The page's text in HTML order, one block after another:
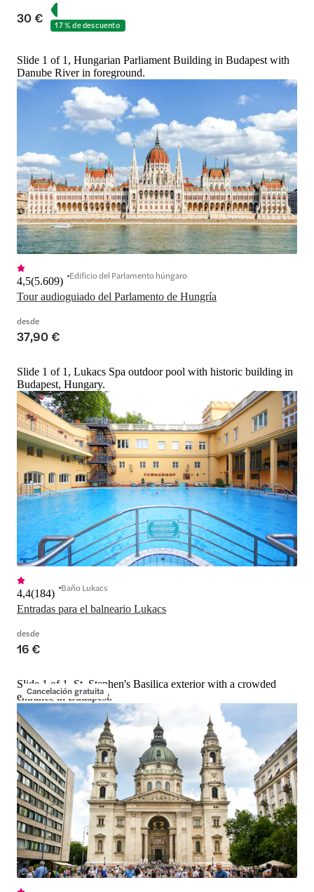
30 € 17 % de descuento
Slide 1 of 1, Hungarian Parliament Building in Budapest with
Danube River in foreground.
Tour audioguiado del Parlamento de Hungría
4,5(5.609) Edificio del Parlamento húngaro
desde
37,90 €
Slide 1 of 1, Lukacs Spa outdoor pool with historic building in
Budapest, Hungary.
Entradas para el balneario Lukacs
4,4(184) Baño Lukacs
desde
16 €
Cancelación gratuita
Slide 1 of 1, St. Stephen's Basilica exterior with a crowded
entrance in Budapest.